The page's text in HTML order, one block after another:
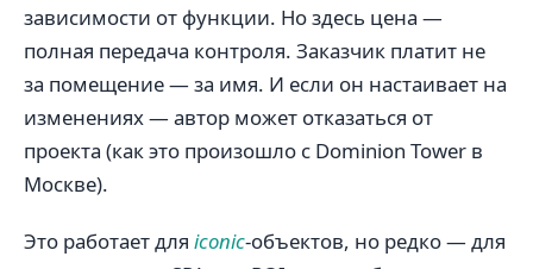
зависимости от функции. Но здесь цена —
полная передача контроля. Заказчик платит не
за помещение — за имя. И если он настаивает на
изменениях — автор может отказаться от
проекта (как это произошло с Dominion Tower в
Москве).
Это работает для iconic-объектов, но редко — для